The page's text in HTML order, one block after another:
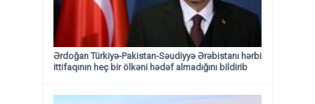
Ərdoğan Türkiyə-Pakistan-Səudiyyə Ərəbistanı hərbi
ittifaqının heç bir ölkəni hədəf almadığını bildirib